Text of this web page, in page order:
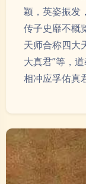
颖，英姿振发
传子史靡不概
天师合称四大
大真君”等，
相冲应孚佑真